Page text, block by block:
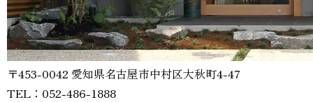
〒453-0042 愛知県名古屋市中村区大秋町4-47
TEL：052-486-1888